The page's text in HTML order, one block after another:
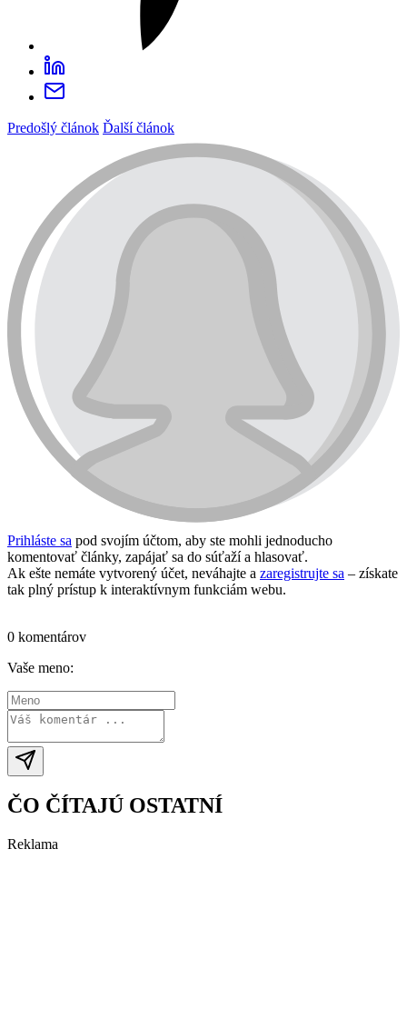
Predošlý článok Ďalší článok
Prihláste sa pod svojím účtom, aby ste mohli jednoducho
komentovať články, zapájať sa do súťaží a hlasovať.
Ak ešte nemáte vytvorený účet, neváhajte a zaregistrujte sa – získate
tak plný prístup k interaktívnym funkciám webu.
0 komentárov
Vaše meno:
ČO ČÍTAJÚ OSTATNÍ
Reklama